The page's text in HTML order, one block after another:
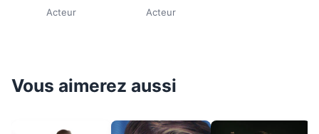
Acteur Acteur
Vous aimerez aussi